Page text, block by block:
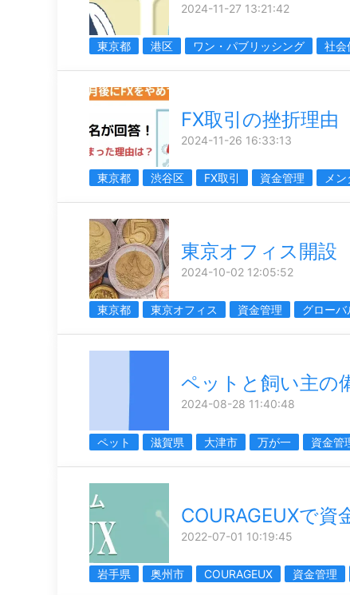
2024-11-27 13:21:42
東京都 港区 ワン・パブリッシング 社会
FX取引の挫折理由
2024-11-26 16:33:13
東京都 渋谷区 FX取引 資金管理 メ
東京オフィス開設
2024-10-02 12:05:52
東京都 東京オフィス 資金管理 グロー
ペットと飼い主の
2024-08-28 11:40:48
ペット 滋賀県 大津市 万が一 資金管
COURAGEUXで資
2022-07-01 10:19:45
岩手県 奥州市 COURAGEUX 資金管理